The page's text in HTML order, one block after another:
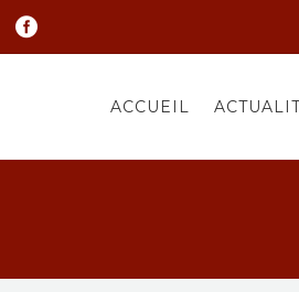
ACCUEIL